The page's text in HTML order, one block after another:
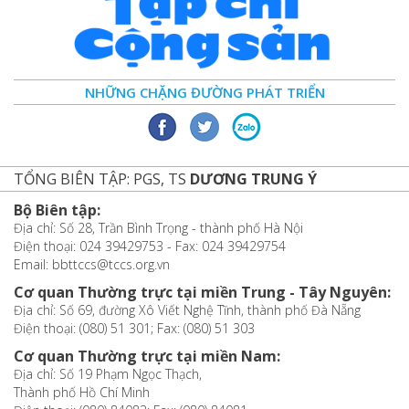
NHỮNG CHẶNG ĐƯỜNG PHÁT TRIỂN
TỔNG BIÊN TẬP: PGS, TS DƯƠNG TRUNG Ý
Bộ Biên tập:
Địa chỉ: Số 28, Trần Bình Trọng - thành phố Hà Nội
Điện thoại: 024 39429753 - Fax: 024 39429754
Email: bbttccs@tccs.org.vn
Cơ quan Thường trực tại miền Trung - Tây Nguyên:
Địa chỉ: Số 69, đường Xô Viết Nghệ Tĩnh, thành phố Đà Nẵng
Điện thoại: (080) 51 301; Fax: (080) 51 303
Cơ quan Thường trực tại miền Nam:
Địa chỉ: Số 19 Phạm Ngọc Thạch,
Thành phố Hồ Chí Minh